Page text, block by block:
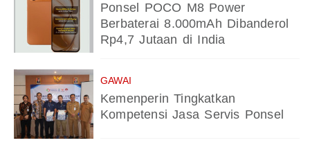
Ponsel POCO M8 Power
Berbaterai 8.000mAh Dibanderol
Rp4,7 Jutaan di India
GAWAI
Kemenperin Tingkatkan
Kompetensi Jasa Servis Ponsel